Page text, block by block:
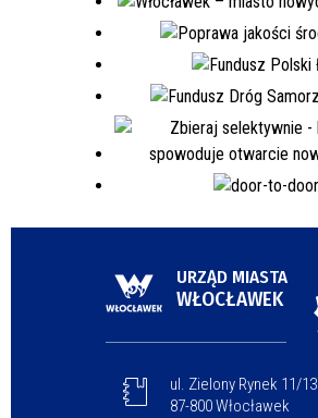
URZĄD MIASTA
WŁOCŁAWEK
ul. Zielony Rynek 11/13
87-800 Włocławek